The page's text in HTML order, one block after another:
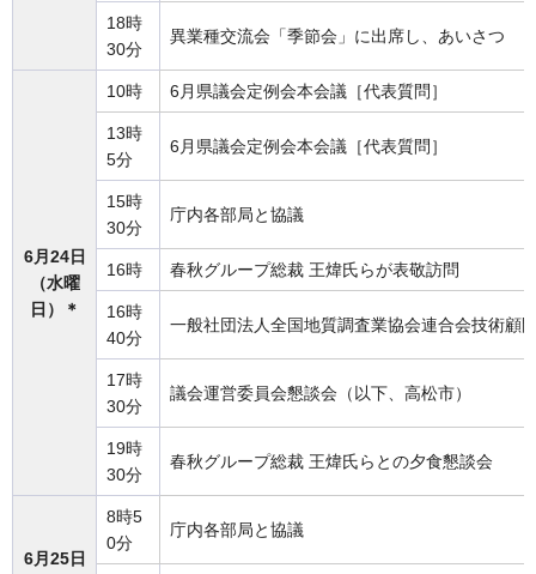
18時
30分
異業種交流会「季節会」に出席し、あいさつ
6月24日
（水曜
日）＊
10時 6月県議会定例会本会議［代表質問］
13時
5分
6月県議会定例会本会議［代表質問］
15時
30分
庁内各部局と協議
16時 春秋グループ総裁 王煒氏らが表敬訪問
16時
40分
一般社団法人全国地質調査業協会連合会技術顧
17時
30分
議会運営委員会懇談会（以下、高松市）
19時
30分
春秋グループ総裁 王煒氏らとの夕食懇談会
6月25日
8時5
0分
庁内各部局と協議